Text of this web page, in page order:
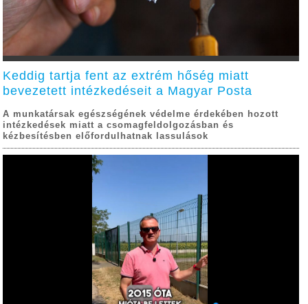
Keddig tartja fent az extrém hőség miatt
bevezetett intézkedéseit a Magyar Posta
A munkatársak egészségének védelme érdekében hozott
intézkedések miatt a csomagfeldolgozásban és
kézbesítésben előfordulhatnak lassulások